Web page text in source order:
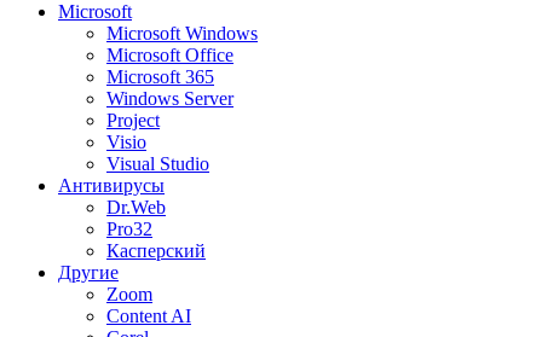
Microsoft
Microsoft Windows
Microsoft Office
Microsoft 365
Windows Server
Project
Visio
Visual Studio
Антивирусы
Dr.Web
Pro32
Касперский
Другие
Zoom
Content AI